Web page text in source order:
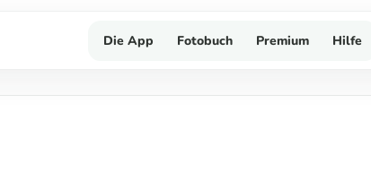
Die App Fotobuch Premium Hilfe